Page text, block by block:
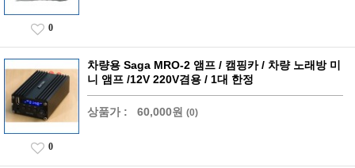
0
차량용 Saga MRO-2 앰프 / 캠핑카 / 차량 노래방 미
니 앰프 /12V 220V겸용 / 1대 한정
상품가 : 60,000원 (0)
0